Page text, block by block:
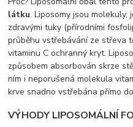
látku. Liposomy jsou molekuly,
zdravými tuky (přírodními
průběhu vstřebávání ze střeva
vitaminu C ochranný kryt.
způsobem absorbován skrze
ním i neporušená molekula
krve snadno vstřebána přímo
VÝHODY LIPOSOMÁLNÍ